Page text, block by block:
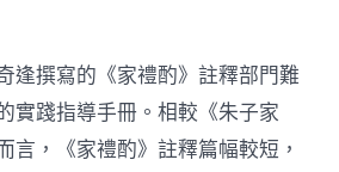
逢撰寫的《家禮酌》註釋部門難
實踐指導手冊。相較《朱子家
言，《家禮酌》註釋篇幅較短，